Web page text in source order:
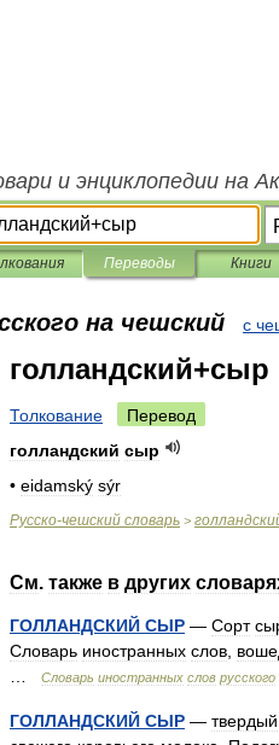
и энциклопедии на
Переводы Книги
на чешский с
голландский+сыр
Толкование Перевод
голландский сыр
• eidamský sýr
Русско-чешский словарь >
См. также в других
ГОЛЛАНДСКИЙ СЫР — Сорт
Словарь иностранных слов
Словарь иностранных слов русского
ГОЛЛАНДСКИЙ СЫР — твердый